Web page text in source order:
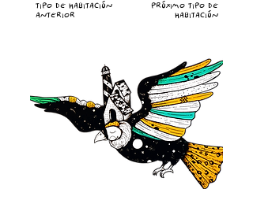
TIPO DE HABITACIÓN
ANTERIOR
PRÓXIMO TIPO DE
HABITACIÓN